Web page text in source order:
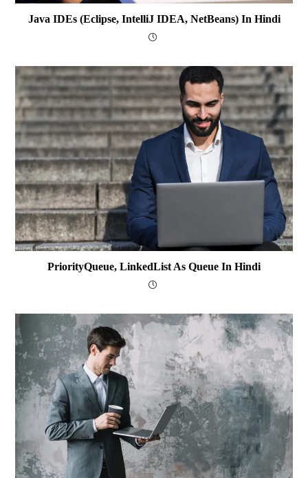
Java IDEs (Eclipse, IntelliJ IDEA, NetBeans) In Hindi
PriorityQueue, LinkedList As Queue In Hindi